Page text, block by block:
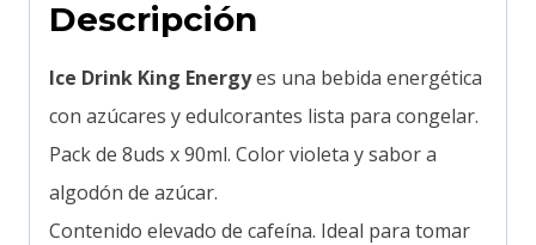
Descripción
Ice Drink King Energyes una bebida energética
con azúcares y edulcorantes lista para congelar.
Pack de 8uds x 90ml. Color violeta y sabor a
algodón de azúcar.
Contenido elevado de cafeína. Ideal para tomar